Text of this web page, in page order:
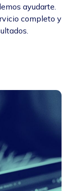
ayudarte.
completo y